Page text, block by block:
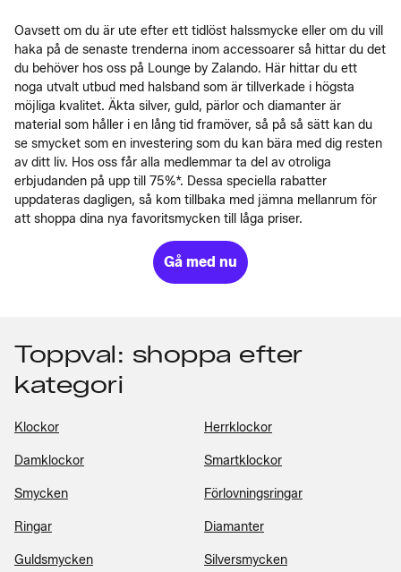
Oavsett om du är ute efter ett tidlöst halssmycke eller om du vill
haka på de senaste trenderna inom accessoarer så hittar du det
du behöver hos oss på Lounge by Zalando. Här hittar du ett
noga utvalt utbud med halsband som är tillverkade i högsta
möjliga kvalitet. Äkta silver, guld, pärlor och diamanter är
material som håller i en lång tid framöver, så på så sätt kan du
se smycket som en investering som du kan bära med dig resten
av ditt liv. Hos oss får alla medlemmar ta del av otroliga
erbjudanden på upp till 75%*. Dessa speciella rabatter
uppdateras dagligen, så kom tillbaka med jämna mellanrum för
att shoppa dina nya favoritsmycken till låga priser.
Gå med nu
Toppval: shoppa efter
kategori
Klockor Herrklockor
Damklockor Smartklockor
Smycken Förlovningsringar
Ringar Diamanter
Guldsmycken Silversmycken